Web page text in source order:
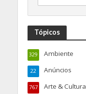
Tópicos
Ambiente
329
Anúncios
22
Arte & Cultura
767